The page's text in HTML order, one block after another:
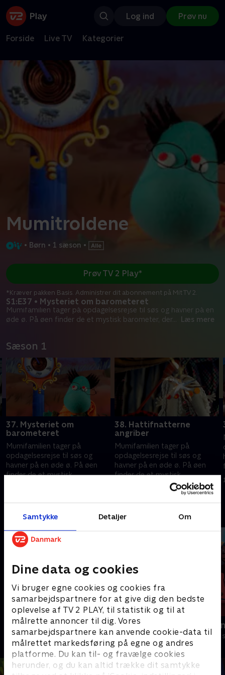
Samtykke Detaljer Om
Dine data og cookies
Vi bruger egne cookies og cookies fra
samarbejdspartnere for at give dig den bedste
oplevelse af TV 2 PLAY, til statistik og til at
målrette annoncer til dig. Vores
samarbejdspartnere kan anvende cookie-data til
målrettet markedsføring på egne og andres
platforme. Du kan til- og fravælge cookies
herunder, og du kan altid trække dit samtykke
Log ind Prøv nu
Forside Live TV Kategorier
Mumitroldene
• Børn • 1 sæson •
S1:E37 • Mysteriet om barometeret
Mumifamilien tager på opdagelsesrejse til søs og havner på en
øde ø. På øen finder de et mystisk barometer, der... Læs mere
Prøv TV 2 Play*
*Kræver pakken Basis. Administrer dit abonnement på Mit TV 2.
Sæson 1
37. Mysteriet om
barometeret
Mumifamilien tager på
opdagelsesrejse til søs og
havner på en øde ø. På øen
finder de et mystisk
38. Hattifnatterne
angriber
Mumifamilien tager på
opdagelsesrejse til søs og
havner på en øde ø. På øen
finder de et mystisk
barometer, der tiltrækker
1. december 2020 • 10 min
Andre så også
Mumidalen
Børneserier • 2 sæsoner
Rasmus
Børneserier • 3